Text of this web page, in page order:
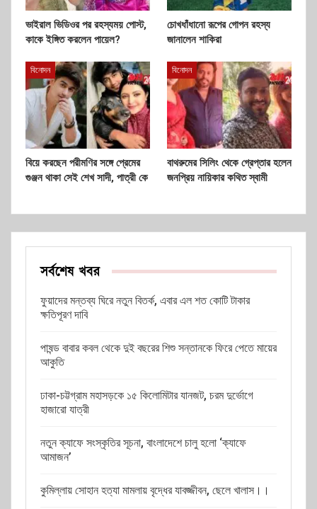
ভাইরাল ভিডিওর পর রহস্যময় পোস্ট,
কাকে ইঙ্গিত করলেন পায়েল?
চোখধাঁধানো রূপের গোপন রহস্য
জানালেন শাকিরা
বিনোদন
বিয়ে করছেন পরীমণির সঙ্গে প্রেমের
গুঞ্জন থাকা সেই শেখ সাদী, পাত্রী কে
বিনোদন
বাথরুমের সিলিং থেকে গ্রেপ্তার হলেন
জনপ্রিয় নায়িকার কথিত স্বামী
সর্বশেষ খবর
ফুয়াদের মন্তব্য ঘিরে নতুন বিতর্ক, এবার এল শত কোটি টাকার
ক্ষতিপূরণ দাবি
পাষন্ড বাবার কবল থেকে দুই বছরের শিশু সন্তানকে ফিরে পেতে মায়ের
আকুতি
ঢাকা-চট্টগ্রাম মহাসড়কে ১৫ কিলোমিটার যানজট, চরম দুর্ভোগে
হাজারো যাত্রী
নতুন ক্যাফে সংস্কৃতির সূচনা, বাংলাদেশে চালু হলো ‘ক্যাফে
আমাজন’
কুমিল্লায় সোহান হত্যা মামলায় বৃদ্ধের যাবজ্জীবন, ছেলে খালাস।।